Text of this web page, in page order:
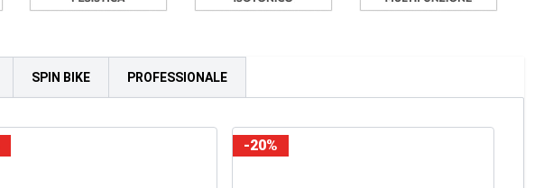
SPIN BIKE PROFESSIONALE
-20%